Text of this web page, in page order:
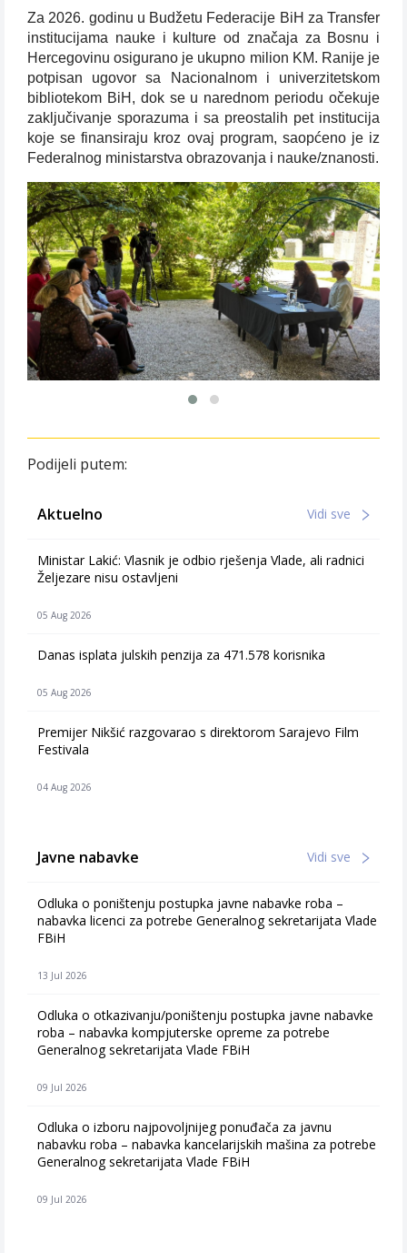
Za 2026. godinu u Budžetu Federacije BiH za Transfer
institucijama nauke i kulture od značaja za Bosnu i
Hercegovinu osigurano je ukupno milion KM. Ranije je
potpisan ugovor sa Nacionalnom i univerzitetskom
bibliotekom BiH, dok se u narednom periodu očekuje
zaključivanje sporazuma i sa preostalih pet institucija
koje se finansiraju kroz ovaj program, saopćeno je iz
Federalnog ministarstva obrazovanja i nauke/znanosti.
Podijeli putem:
Aktuelno Vidi sve
Ministar Lakić: Vlasnik je odbio rješenja Vlade, ali radnici
Željezare nisu ostavljeni
05 Aug 2026
Danas isplata julskih penzija za 471.578 korisnika
05 Aug 2026
Premijer Nikšić razgovarao s direktorom Sarajevo Film
Festivala
04 Aug 2026
Javne nabavke Vidi sve
Odluka o poništenju postupka javne nabavke roba –
nabavka licenci za potrebe Generalnog sekretarijata Vlade
FBiH
13 Jul 2026
Odluka o otkazivanju/poništenju postupka javne nabavke
roba – nabavka kompjuterske opreme za potrebe
Generalnog sekretarijata Vlade FBiH
09 Jul 2026
Odluka o izboru najpovoljnijeg ponuđača za javnu
nabavku roba – nabavka kancelarijskih mašina za potrebe
Generalnog sekretarijata Vlade FBiH
09 Jul 2026